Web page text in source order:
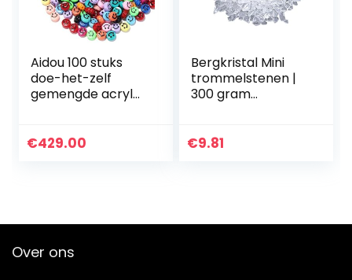
Aidou 100 stuks
doe-het-zelf
gemengde acryl
gezicht spacer
€429.00
Bergkristal Mini
trommelstenen |
300 gram
| heldere premium
€9.81
Over ons